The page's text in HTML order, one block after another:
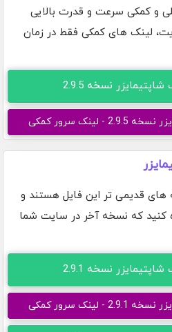
و کمکی سرعت و قدرت بالایی
لینک های کمکی فقط در زمان
نسخه 2.9.5
سرور کمکی
قدیمی تر این فایل هستند و
کنید که نسخه آخر در سایت شما
نسخه 2.9.1
سرور کمکی